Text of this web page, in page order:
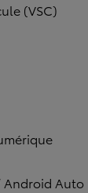
(VSC)
Android Auto